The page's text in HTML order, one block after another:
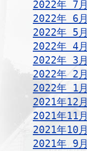
2022年 7月
2022年 6月
2022年 5月
2022年 4月
2022年 3月
2022年 2月
2022年 1月
2021年12月
2021年11月
2021年10月
2021年 9月